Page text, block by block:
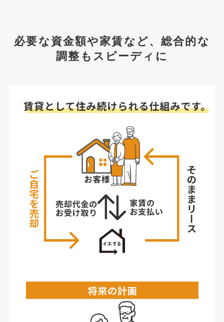
必要な資金額や家賃など、総合的な
調整もスピーディに